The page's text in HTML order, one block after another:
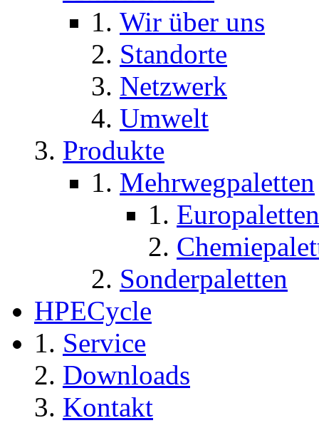
Wir über uns
Standorte
Netzwerk
Umwelt
Produkte
Mehrwegpaletten
Europaletten
Sonderpaletten
HPECycle
Service
Downloads
Kontakt